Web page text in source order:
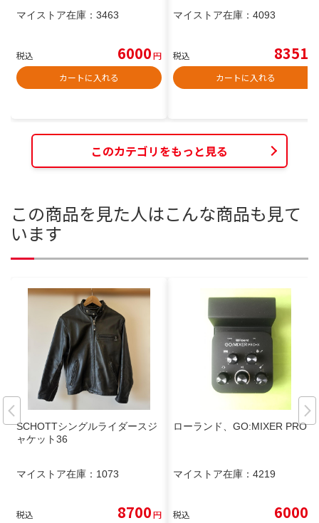
マイストア在庫： 3463
税込 6000円
カートに入れる
マイストア在庫： 4093
税込 8351
カートに入れる
このカテゴリをもっと見る
この商品を見た人はこんな商品も見て
います
SCHOTTシングルライダースジ
ャケット36
マイストア在庫： 1073
税込 8700円
ローランド、GO:MIXER PRO X
マイストア在庫： 4219
税込 6000